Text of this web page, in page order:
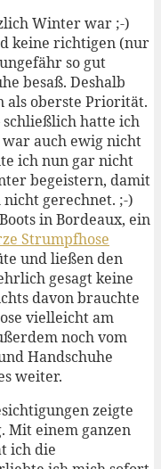
Winter war ;-)
keine richtigen (nur
so gut
besaß. Deshalb
als oberste Priorität.
hatte ich
war auch ewig nicht
ich nun gar nicht
begeistern, damit
gerechnet. ;-)
in Bordeaux, ein
Strumpfhose
und ließen den
gesagt keine
davon brauchte
vielleicht am
noch vom
Handschuhe
weiter.
zeigte
Mit einem ganzen
ich die